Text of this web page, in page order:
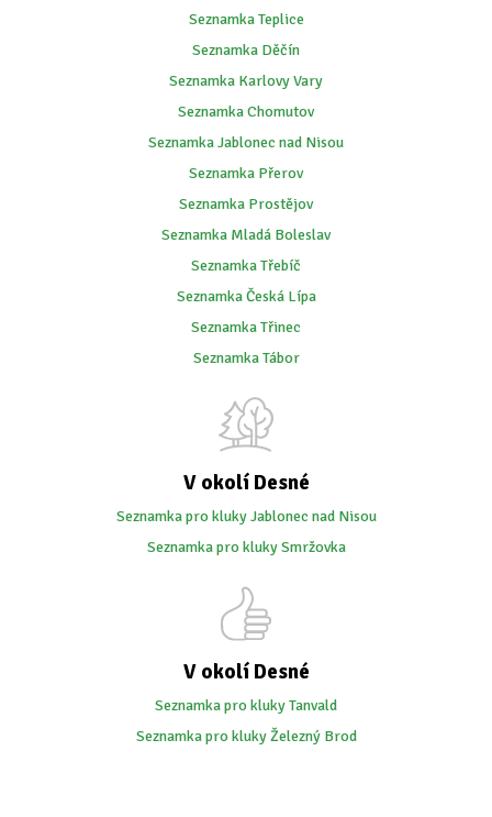
Seznamka Teplice
Seznamka Děčín
Seznamka Karlovy Vary
Seznamka Chomutov
Seznamka Jablonec nad Nisou
Seznamka Přerov
Seznamka Prostějov
Seznamka Mladá Boleslav
Seznamka Třebíč
Seznamka Česká Lípa
Seznamka Třinec
Seznamka Tábor
V okolí Desné
Seznamka pro kluky Jablonec nad Nisou
Seznamka pro kluky Smržovka
V okolí Desné
Seznamka pro kluky Tanvald
Seznamka pro kluky Železný Brod